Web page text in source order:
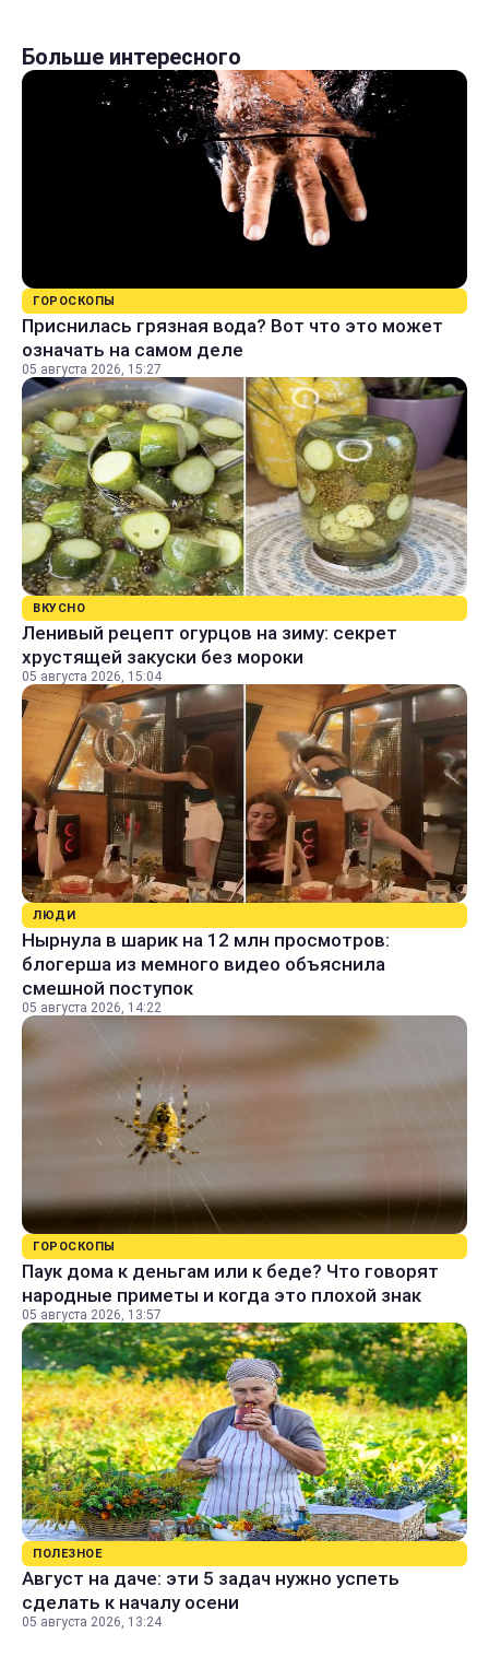
Больше интересного
ГОРОСКОПЫ
Приснилась грязная вода? Вот что это может
означать на самом деле
05 августа 2026, 15:27
ВКУСНО
Ленивый рецепт огурцов на зиму: секрет
хрустящей закуски без мороки
05 августа 2026, 15:04
ЛЮДИ
Нырнула в шарик на 12 млн просмотров:
блогерша из мемного видео объяснила
смешной поступок
05 августа 2026, 14:22
ГОРОСКОПЫ
Паук дома к деньгам или к беде? Что говорят
народные приметы и когда это плохой знак
05 августа 2026, 13:57
ПОЛЕЗНОЕ
Август на даче: эти 5 задач нужно успеть
сделать к началу осени
05 августа 2026, 13:24